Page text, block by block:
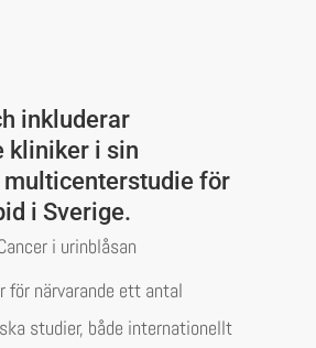
inkluderar
kliniker i sin
multicenterstudie för
i Sverige.
i urinblåsan
för närvarande ett antal
studier, både internationellt